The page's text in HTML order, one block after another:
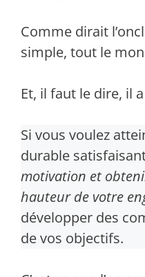
Comme dirait
simple, tout le
Et, il faut le dire, il
Si vous voulez
durable
motivation et
hauteur de votre
développer des
de vos objectifs.